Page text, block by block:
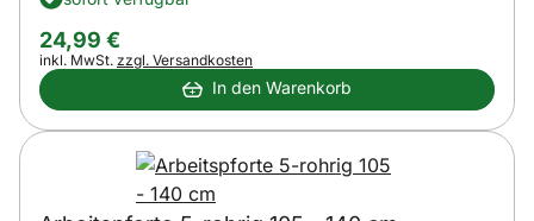
24,99 €
Steuerhinweis:
inkl. MwSt. zzgl. Versandkosten
In den Warenkorb